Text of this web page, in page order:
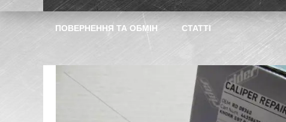
ПОВЕРНЕННЯ ТА ОБМІН СТАТТІ